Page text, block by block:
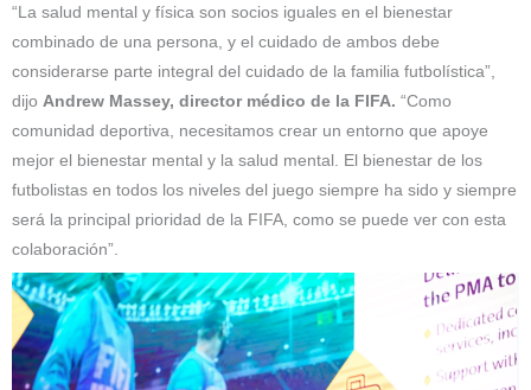
“La salud mental y física son socios iguales en el bienestar
combinado de una persona, y el cuidado de ambos debe
considerarse parte integral del cuidado de la familia futbolística”,
dijo Andrew Massey, director médico de la FIFA. “Como
comunidad deportiva, necesitamos crear un entorno que apoye
mejor el bienestar mental y la salud mental. El bienestar de los
futbolistas en todos los niveles del juego siempre ha sido y siempre
será la principal prioridad de la FIFA, como se puede ver con esta
colaboración”.